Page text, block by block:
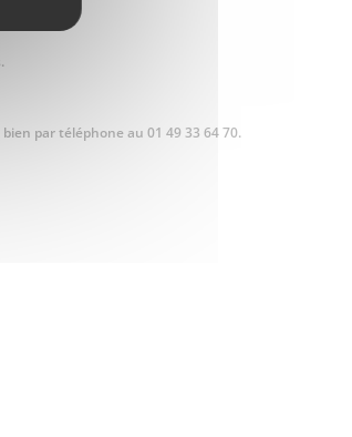
par téléphone au 01 49 33 64 70.